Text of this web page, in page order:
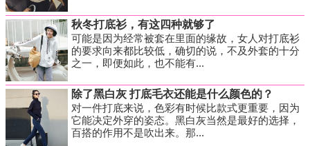
秋冬打底衫，有这四种就够了
可能是因为经常被套在里面的缘故，女人对打底衫
的要求向来都比较低，确切的说，不及外套的十分
之一，即便如此，也不能有...
除了黑白灰 打底毛衣还能是什么颜色的？
对一件打底来说，色彩有时候比款式更重要，因为
它能决定外穿的姿态。黑白灰当然是最好的选择，
百搭的作用不是吹出来。那...